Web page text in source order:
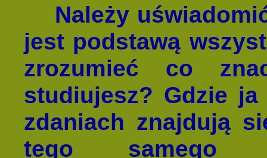
Należy
jest podstawą
zrozumieć co
studiujesz? Gdzie
zdaniach znajdują
tego samego